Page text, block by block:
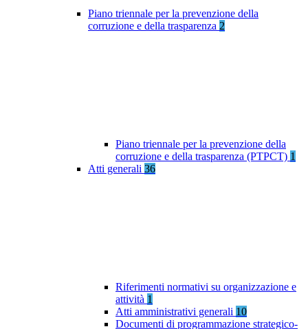
Piano triennale per la prevenzione della
corruzione e della trasparenza 2
Piano triennale per la prevenzione della
corruzione e della trasparenza (PTPCT) 1
Atti generali 36
Riferimenti normativi su organizzazione e
attività 1
Atti amministrativi generali 10
Documenti di programmazione strategico-